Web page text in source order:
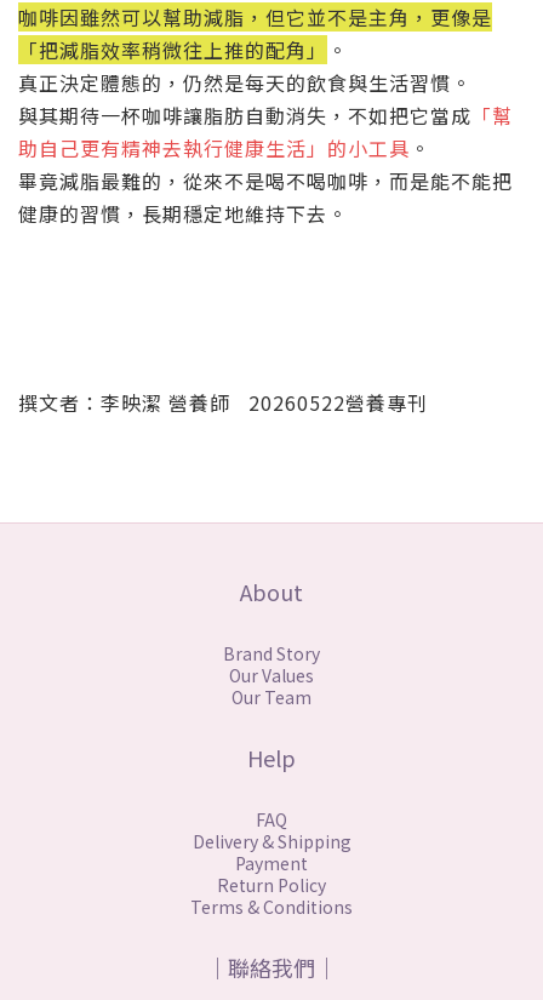
咖啡因雖然可以幫助減脂，但它並不是主角，更像是
「把減脂效率稍微往上推的配角」
。
真正決定體態的，仍然是每天的飲食與生活習慣。
與其期待一杯咖啡讓脂肪自動消失，不如把它當成 「幫
助自己更有精神去執行健康生活」的小工具 。
畢竟減脂最難的，從來不是喝不喝咖啡，而是能不能把
健康的習慣，長期穩定地維持下去。
撰文者：李映潔 營養師 20260522營養專刊
About
Brand Story
Our Values
Our Team
Help
FAQ
Delivery & Shipping
Payment
Return Policy
Terms & Conditions
｜聯絡我們｜